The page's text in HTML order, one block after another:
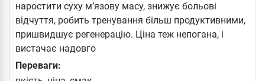
наростити суху м’язову масу, знижує больові
відчуття, робить тренування більш продуктивними,
пришвидшує регенерацію. Ціна теж непогана, і
вистачає надовго
Переваги: